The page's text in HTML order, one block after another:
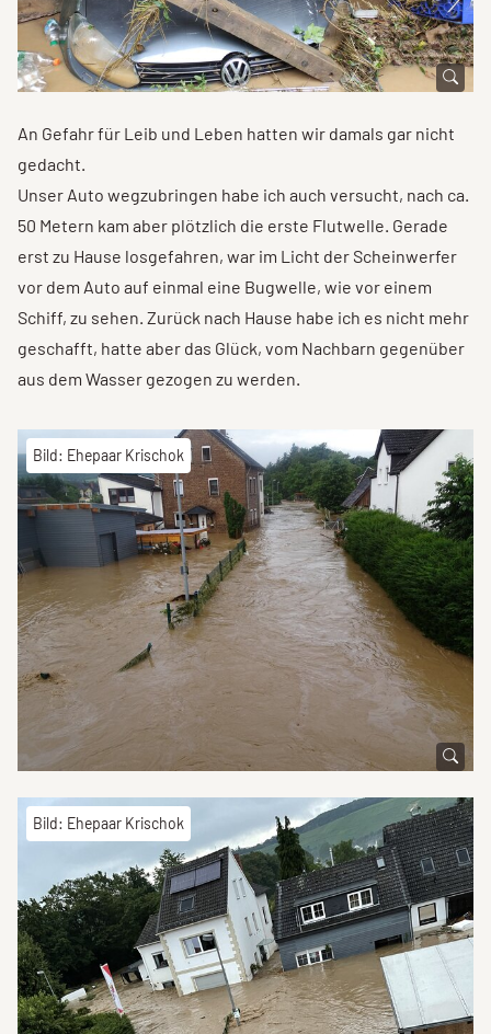
An Gefahr für Leib und Leben hatten wir damals gar nicht
gedacht.
Unser Auto wegzubringen habe ich auch versucht, nach ca.
50 Metern kam aber plötzlich die erste Flutwelle. Gerade
erst zu Hause losgefahren, war im Licht der Scheinwerfer
vor dem Auto auf einmal eine Bugwelle, wie vor einem
Schiff, zu sehen. Zurück nach Hause habe ich es nicht mehr
geschafft, hatte aber das Glück, vom Nachbarn gegenüber
aus dem Wasser gezogen zu werden.
Bild: Ehepaar Krischok
Bild: Ehepaar Krischok